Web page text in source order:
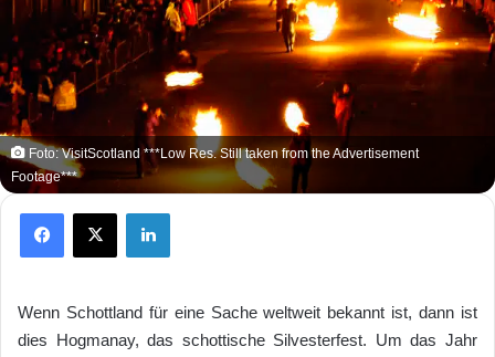
Foto: VisitScotland ***Low Res. Still taken from the Advertisement
Footage***
X
Wenn Schottland für eine Sache weltweit bekannt ist, dann ist
dies Hogmanay, das schottische Silvesterfest. Um das Jahr